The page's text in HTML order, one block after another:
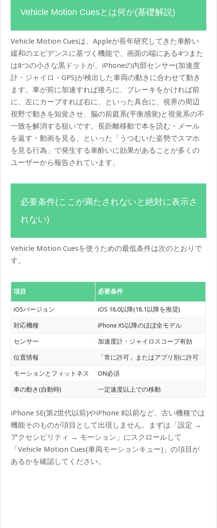
Vehicle Motion Cuesとは何か(基礎解説)
Vehicle Motion Cuesは、Appleが長年研究してきた車酔い
緩和のエビデンスに基づく機能で、画面の端にある4つまた
は8つの小さな黒ドットが、iPhoneの内部センサー(加速度
計・ジャイロ・GPS)が検出した車両の動きに合わせて動き
ます。車が前に加速すれば後ろに、ブレーキをかければ前
に、左にカーブすれば右に、といった具合に、視界の周辺
視野で動きを知覚させ、脳の前庭系(平衡感覚)と視覚系の不
一致を解消する狙いです。長距離移動で本を読む・メール
を返す・動画を見る、といった「うつむいた姿勢でスマホ
を見る行為」で発生する車酔いに効果があることが多くの
ユーザーから報告されています。
必要条件(ここが満たされないと絶対に表示さ
れない)
Vehicle Motion Cuesを使うための最低条件は次のとおりで
す。
項目 必要条件
iOSバージョン iOS 18.0以降(18.1以降を推奨)
対応機種 iPhone XS以降のほぼ全モデル
センサー 加速度計・ジャイロスコープ有効
位置情報 「常に許可」またはアプリ別に許可
モーションとフィットネス ON必須
車の動き(自動時) 一定速度以上での移動
iPhone SE(第2世代以前)やiPhone 8以前など、古い機種では
機能そのものが項目として出現しません。まずは「設定 →
アクセシビリティ → モーション」にスクロールして
「Vehicle Motion Cues(車両モーションキュー)」の項目が
あるかを確認してください。